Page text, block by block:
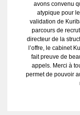
avons convenu
atypique pour
validation de
parcours de
directeur de la
l’offre, le cabinet
fait preuve de
appels. Merci à
permet de pouvoir